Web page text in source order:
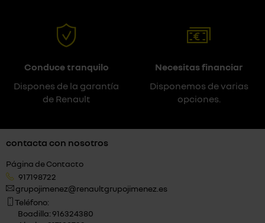
Conduce tranquilo
Dispones de la garantía
de Renault
Necesitas financiar
Disponemos de varias
opciones.
contacta con nosotros
Página de Contacto
917198722
grupojimenez@renaultgrupojimenez.es
Teléfono:
Boadilla: 916324380